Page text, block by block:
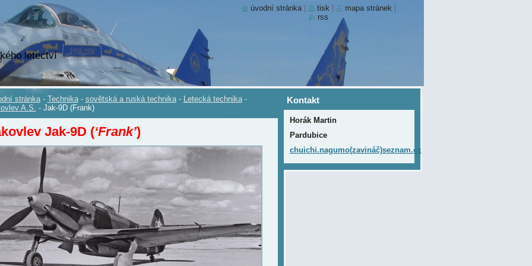
letectví
stránka - Technika - sovětská a ruská technika - Letecká technika -
A.S. - Jak-9D (Frank)
Jak-9D (‘Frank’)
Kontakt
Horák Martin
Pardubice
chuichi.nagumo(zavináč)seznam.cz
úvodní stránka tisk mapa stránek
rss